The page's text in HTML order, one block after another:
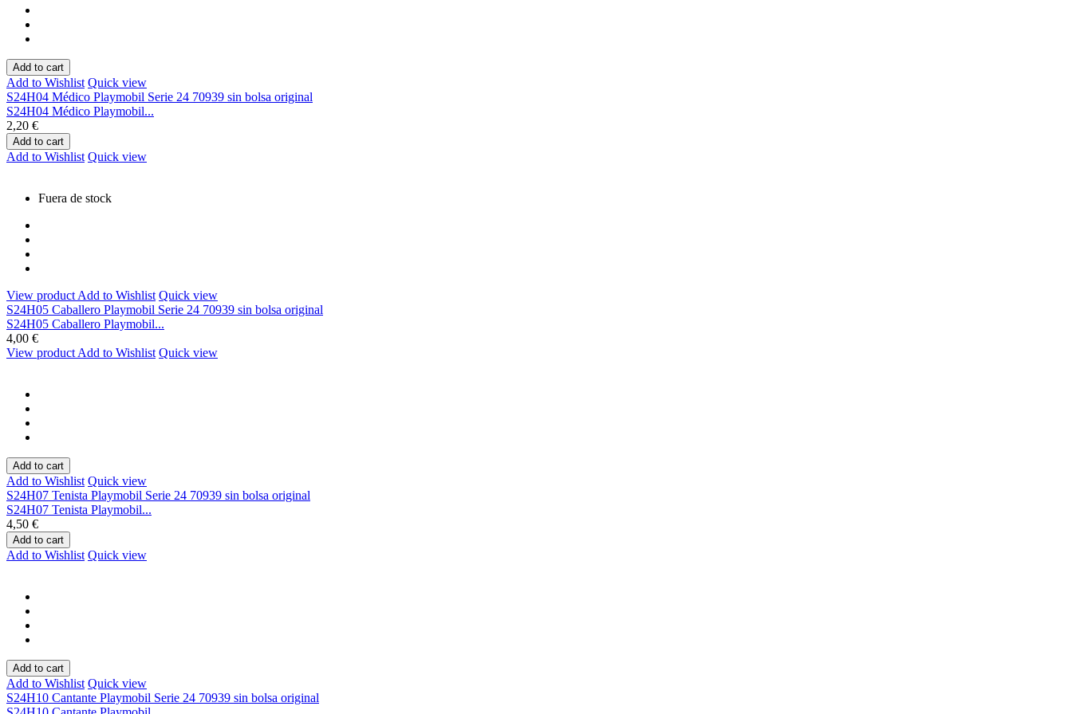
Add to cart
Add to Wishlist Quick view
S24H04 Médico Playmobil Serie 24 70939 sin bolsa original
S24H04 Médico Playmobil...
2,20 €
Add to cart
Add to Wishlist Quick view
Fuera de stock
View product Add to Wishlist Quick view
S24H05 Caballero Playmobil Serie 24 70939 sin bolsa original
S24H05 Caballero Playmobil...
4,00 €
View product Add to Wishlist Quick view
Add to cart
Add to Wishlist Quick view
S24H07 Tenista Playmobil Serie 24 70939 sin bolsa original
S24H07 Tenista Playmobil...
4,50 €
Add to cart
Add to Wishlist Quick view
Add to cart
Add to Wishlist Quick view
S24H10 Cantante Playmobil Serie 24 70939 sin bolsa original